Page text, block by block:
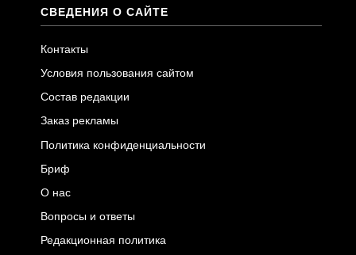
СВЕДЕНИЯ О САЙТЕ
Контакты
Условия пользования сайтом
Состав редакции
Заказ рекламы
Политика конфиденциальности
Бриф
О нас
Вопросы и ответы
Редакционная политика